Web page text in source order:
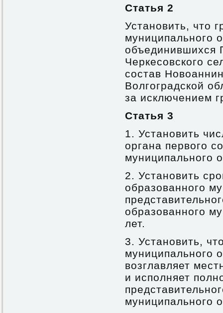
Статья 2
Установить, что
муниципального
объединившихся
Черкесовского
состав
Волгоградской
за исключением
Статья 3
1. Установить
органа первого
муниципального
2. Установить
образованного
образованного
лет.
3. Установить,
муниципального
возглавляет
и исполняет
муниципального